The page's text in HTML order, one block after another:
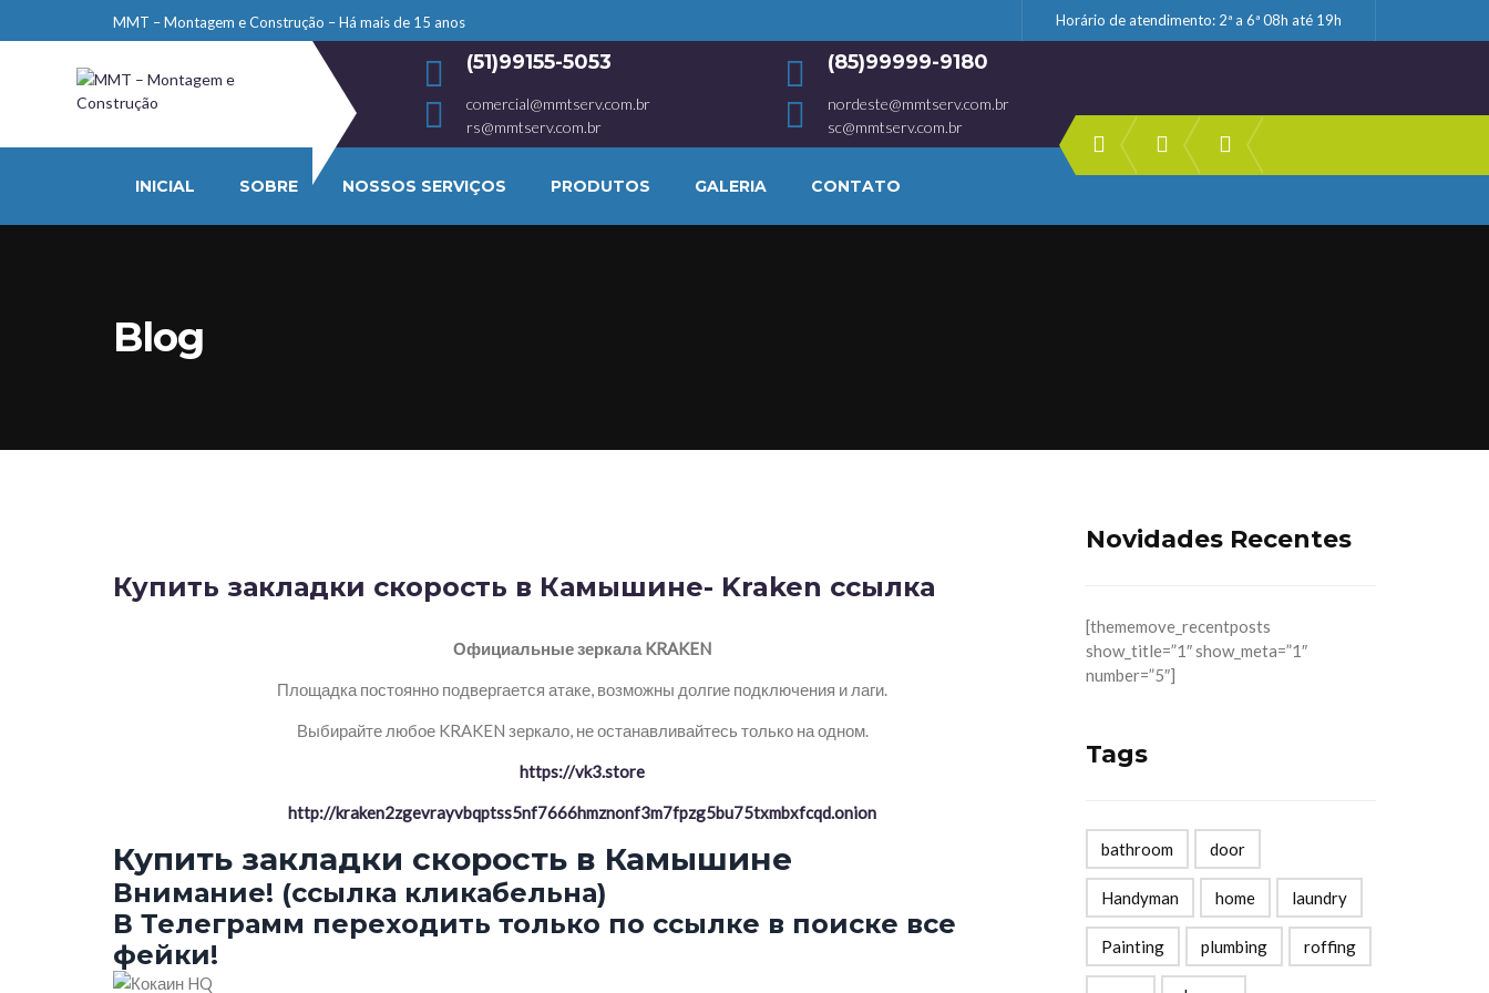
MMT – Montagem e Construção – Há mais de 15 anos Horário de atendimento: 2ª a 6ª 08h até 19h
(51)99155-5053 (85)99999-9180
comercial@mmtserv.com.br
rs@mmtserv.com.br
nordeste@mmtserv.com.br
sc@mmtserv.com.br
INICIAL SOBRE NOSSOS SERVIÇOS PRODUTOS GALERIA CONTATO
Blog
Купить закладки скорость в Камышине- Kraken ссылка
Официальные зеркала KRAKEN
Площадка постоянно подвергается атаке, возможны долгие подключения и лаги.
Выбирайте любое KRAKEN зеркало, не останавливайтесь только на одном.
https://vk3.store
http://kraken2zgevrayvbqptss5nf7666hmznonf3m7fpzg5bu75txmbxfcqd.onion
Купить закладки скорость в Камышине
Внимание! (ссылка кликабельна)
В Телеграмм переходить только по ссылке в поиске все
фейки!
Novidades Recentes
[thememove_recentposts
show_title=”1″ show_meta=”1″
number=”5″]
Tags
bathroom door
Handyman home laundry
Painting plumbing roffing